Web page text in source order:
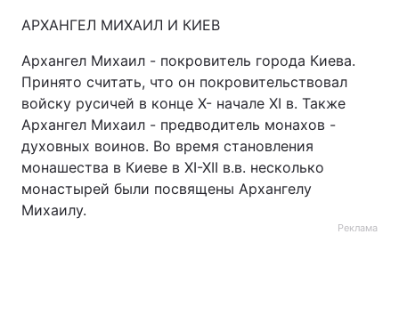
АРХАНГЕЛ МИХАИЛ И КИЕВ
Архангел Михаил - покровитель города Киева.
Принято считать, что он покровительствовал
войску русичей в конце X- начале XI в. Также
Архангел Михаил - предводитель монахов -
духовных воинов. Во время становления
монашества в Киеве в XI-XII в.в. несколько
монастырей были посвящены Архангелу
Михаилу.
Реклама